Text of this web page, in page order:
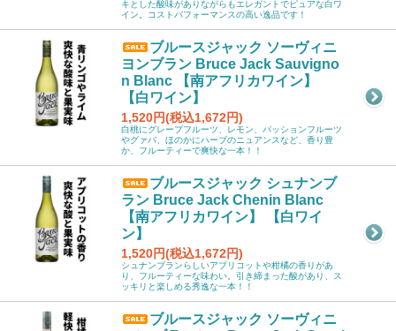
キとした酸味がありながらもエレガントでピュアな白ワ
イン。コストパフォーマンスの高い逸品です！
ブルースジャック ソーヴィニ
ヨンブラン Bruce Jack Sauvigno
n Blanc 【南アフリカワイン】
【白ワイン】
1,520円(税込1,672円)
白桃にグレープフルーツ、レモン、パッションフルーツ
やグァバ、ほのかにハーブのニュアンスなど、香り豊
か、フルーティーで爽快な一本！！
ブルースジャック シュナンブ
ラン Bruce Jack Chenin Blanc
【南アフリカワイン】 【白ワイ
ン】
1,520円(税込1,672円)
シュナンブランらしいアプリコットや柑橘の香りがあ
り、フルーティーな味わい。引き締まった酸があり、ス
ッキリと楽しめる秀逸な一本！！
ブルースジャック ソーヴィニ